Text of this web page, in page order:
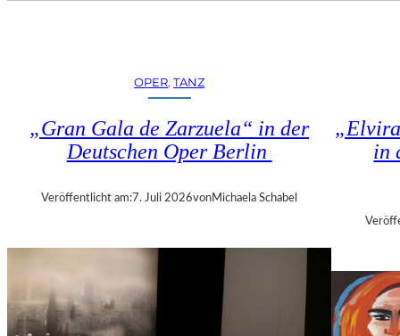
N
D
T
O
N
Z
H
I
N
H
V
I
L
OPER, TANZ
„Gran Gala de Zarzuela“ in der
Deutschen Oper Berlin
Veröffentlicht am:7. Juli 2026vonMichaela Schabel
in